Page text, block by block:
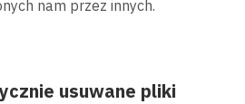
nam przez innych.
usuwane pliki